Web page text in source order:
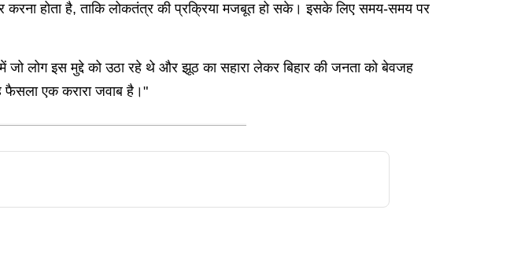
करना होता है, ताकि लोकतंत्र की प्रक्रिया मजबूत हो सके। इसके लिए समय-समय पर
जो लोग इस मुद्दे को उठा रहे थे और झूठ का सहारा लेकर बिहार की जनता को बेवजह
एक करारा जवाब है।"